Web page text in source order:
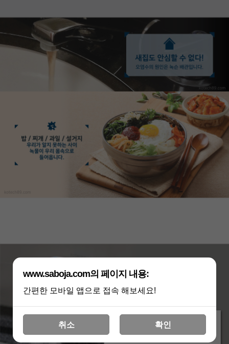
www.saboja.com의 페이지 내용:
간편한 모바일 앱으로 접속 해보세요!
취소 확인